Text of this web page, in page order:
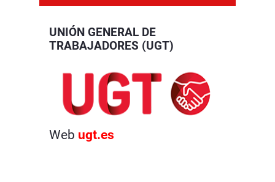
UNIÓN GENERAL DE
TRABAJADORES (UGT)
Web ugt.es